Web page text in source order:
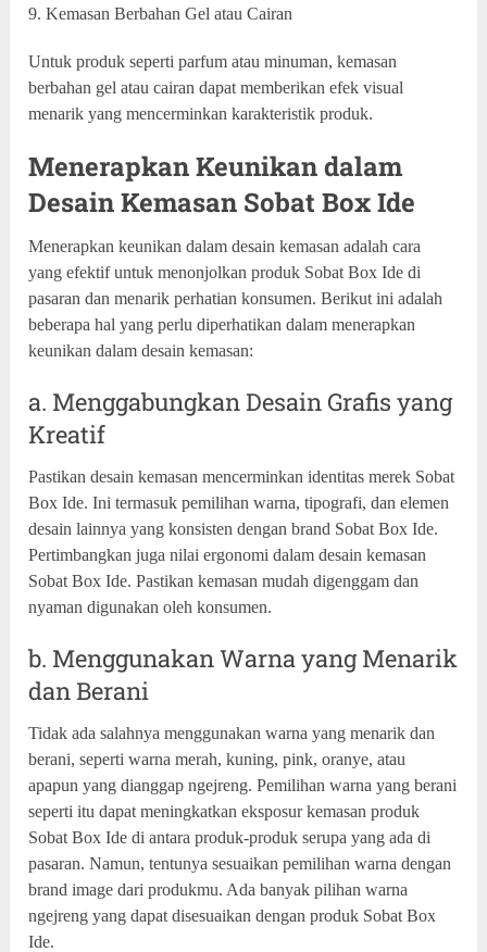
9. Kemasan Berbahan Gel atau Cairan
Untuk produk seperti parfum atau minuman, kemasan
berbahan gel atau cairan dapat memberikan efek visual
menarik yang mencerminkan karakteristik produk.
Menerapkan Keunikan dalam
Desain Kemasan Sobat Box Ide
Menerapkan keunikan dalam desain kemasan adalah cara
yang efektif untuk menonjolkan produk Sobat Box Ide di
pasaran dan menarik perhatian konsumen. Berikut ini adalah
beberapa hal yang perlu diperhatikan dalam menerapkan
keunikan dalam desain kemasan:
a. Menggabungkan Desain Grafis yang
Kreatif
Pastikan desain kemasan mencerminkan identitas merek Sobat
Box Ide. Ini termasuk pemilihan warna, tipografi, dan elemen
desain lainnya yang konsisten dengan brand Sobat Box Ide.
Pertimbangkan juga nilai ergonomi dalam desain kemasan
Sobat Box Ide. Pastikan kemasan mudah digenggam dan
nyaman digunakan oleh konsumen.
b. Menggunakan Warna yang Menarik
dan Berani
Tidak ada salahnya menggunakan warna yang menarik dan
berani, seperti warna merah, kuning, pink, oranye, atau
apapun yang dianggap ngejreng. Pemilihan warna yang berani
seperti itu dapat meningkatkan eksposur kemasan produk
Sobat Box Ide di antara produk-produk serupa yang ada di
pasaran. Namun, tentunya sesuaikan pemilihan warna dengan
brand image dari produkmu. Ada banyak pilihan warna
ngejreng yang dapat disesuaikan dengan produk Sobat Box
Ide.